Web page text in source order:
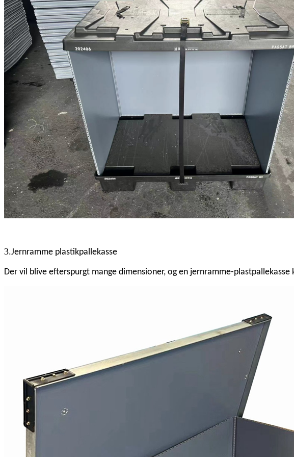
3.Jernramme plastikpallekasse
Der vil blive efterspurgt mange dimensioner, og en jernramme-